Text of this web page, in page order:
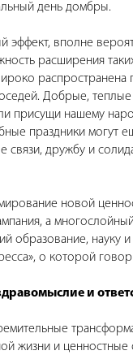
день домбры.
эффект, вполне
расширения
распространена
Добрые,
присущи нашему
праздники могут
связи, дружбу и
новой
а
образование, науку
о которой
и
жизни и ценностные